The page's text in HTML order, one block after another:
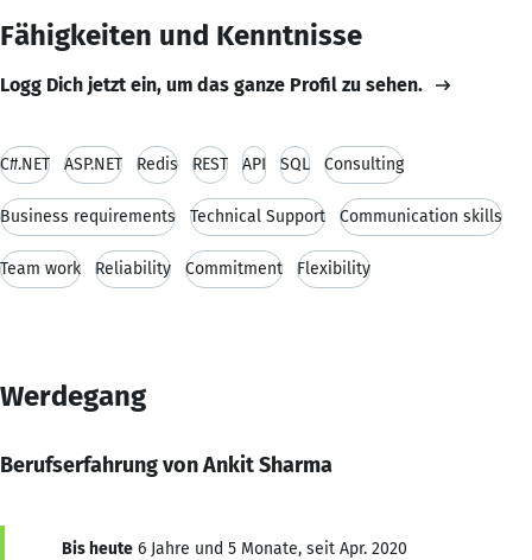
Fähigkeiten und Kenntnisse
Logg Dich jetzt ein, um das ganze Profil zu sehen.
C#.NET ASP.NET Redis REST API SQL Consulting
Business requirements Technical Support Communication skills
Team work Reliability Commitment Flexibility
Werdegang
Berufserfahrung von Ankit Sharma
Bis heute 6 Jahre und 5 Monate, seit Apr. 2020